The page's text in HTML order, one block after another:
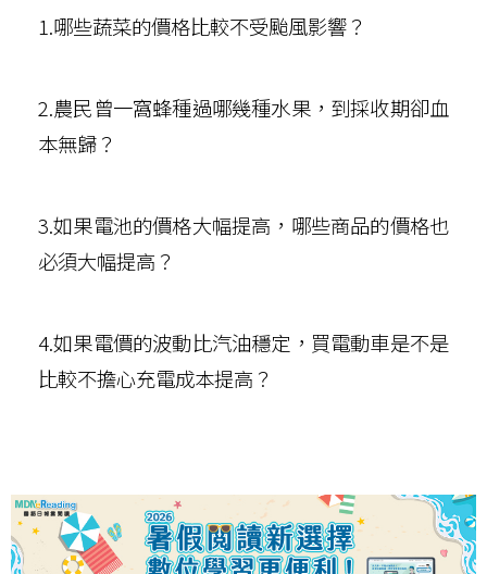
1.哪些蔬菜的價格比較不受颱風影響？
2.農民曾一窩蜂種過哪幾種水果，到採收期卻血
本無歸？
3.如果電池的價格大幅提高，哪些商品的價格也
必須大幅提高？
4.如果電價的波動比汽油穩定，買電動車是不是
比較不擔心充電成本提高？